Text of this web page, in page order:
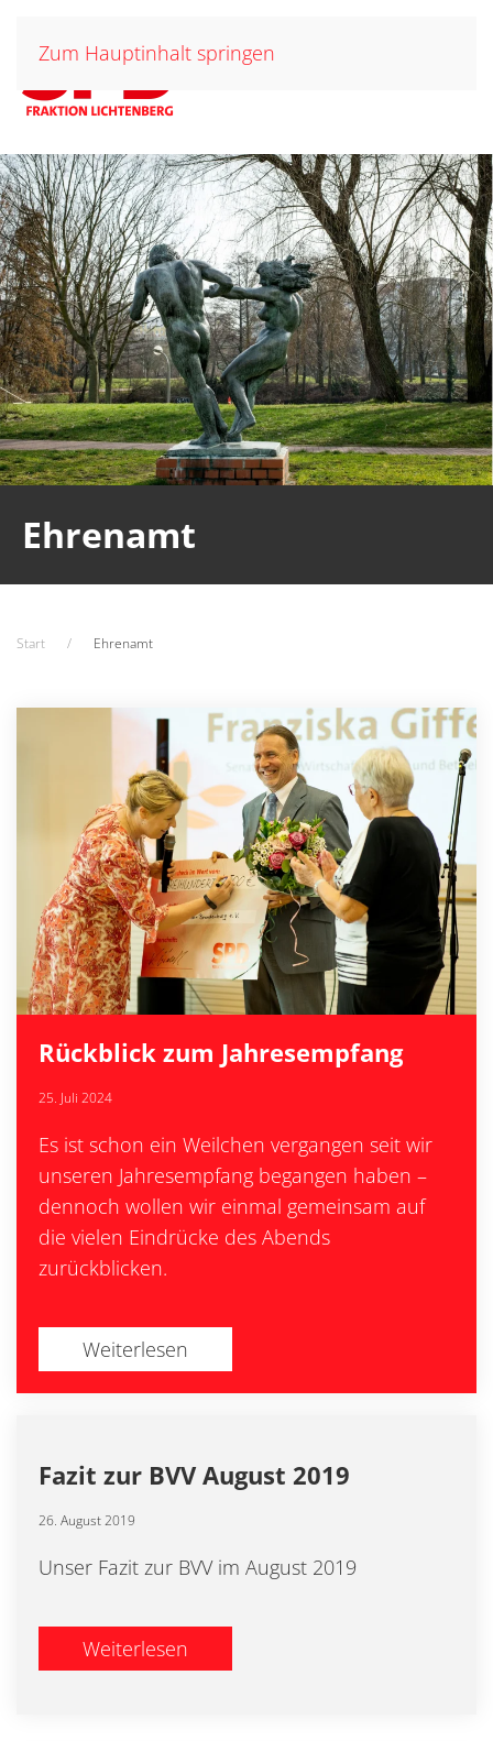
Zum Hauptinhalt springen
Ehrenamt
Start Ehrenamt
Rückblick zum Jahresempfang
25. Juli 2024
Es ist schon ein Weilchen vergangen seit wir
unseren Jahresempfang begangen haben –
dennoch wollen wir einmal gemeinsam auf
die vielen Eindrücke des Abends
zurückblicken.
Weiterlesen
Fazit zur BVV August 2019
26. August 2019
Unser Fazit zur BVV im August 2019
Weiterlesen